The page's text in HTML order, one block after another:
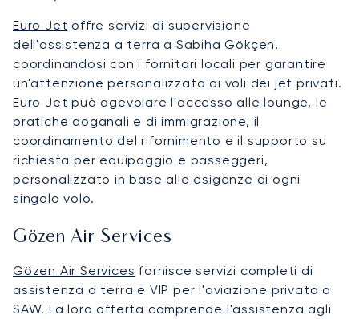
Euro Jet offre servizi di supervisione
dell'assistenza a terra a Sabiha Gökçen,
coordinandosi con i fornitori locali per garantire
un'attenzione personalizzata ai voli dei jet privati.
Euro Jet può agevolare l'accesso alle lounge, le
pratiche doganali e di immigrazione, il
coordinamento del rifornimento e il supporto su
richiesta per equipaggio e passeggeri,
personalizzato in base alle esigenze di ogni
singolo volo.
Gözen Air Services
Gözen Air Services fornisce servizi completi di
assistenza a terra e VIP per l'aviazione privata a
SAW. La loro offerta comprende l'assistenza agli